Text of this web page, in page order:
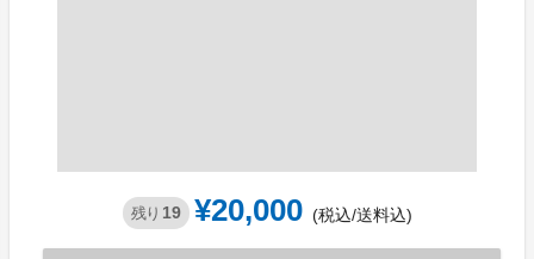
残り 19 ¥20,000 (税込/送料込)